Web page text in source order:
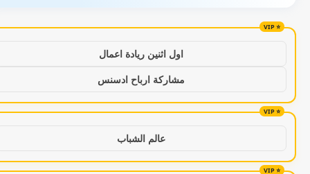
اول اثنين ريادة اعمال
مشاركة ارباح ادسنس
عالم الشباب